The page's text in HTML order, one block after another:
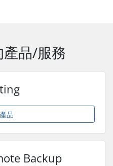
品/服務
品
Backup